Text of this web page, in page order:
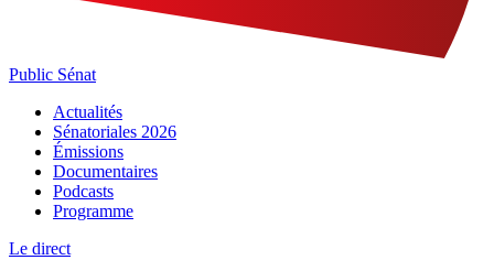
Public Sénat
Actualités
Sénatoriales 2026
Émissions
Documentaires
Podcasts
Programme
Le direct